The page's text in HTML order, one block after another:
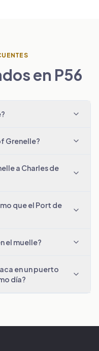
en P56
Grenelle?
a Charles de
que el Port de
el muelle?
en un puerto
día?